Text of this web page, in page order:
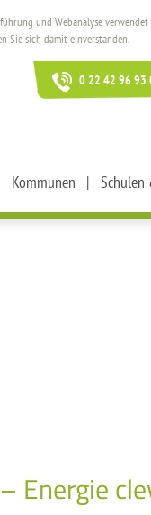
0 22 42 96 93
Kommunen
Energie
und Webanalyse
Sie sich damit einverstanden.